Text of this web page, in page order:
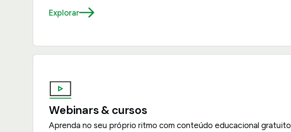
Explorar
Webinars & cursos
Aprenda no seu próprio ritmo com conteúdo educacional gratuito